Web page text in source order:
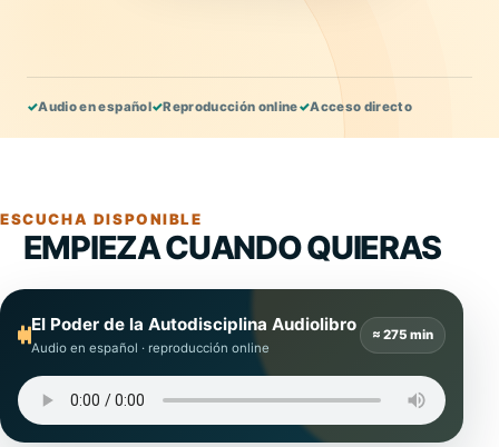
✓Audio en español✓Reproducción online✓Acceso directo
ESCUCHA DISPONIBLE
EMPIEZA CUANDO QUIERAS
El Poder de la Autodisciplina Audiolibro
Audio en español · reproducción online
≈ 275 min